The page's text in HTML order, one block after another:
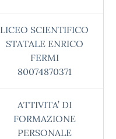
LICEO SCIENTIFICO
STATALE ENRICO
FERMI
80074870371
ATTIVITA’ DI
FORMAZIONE
PERSONALE